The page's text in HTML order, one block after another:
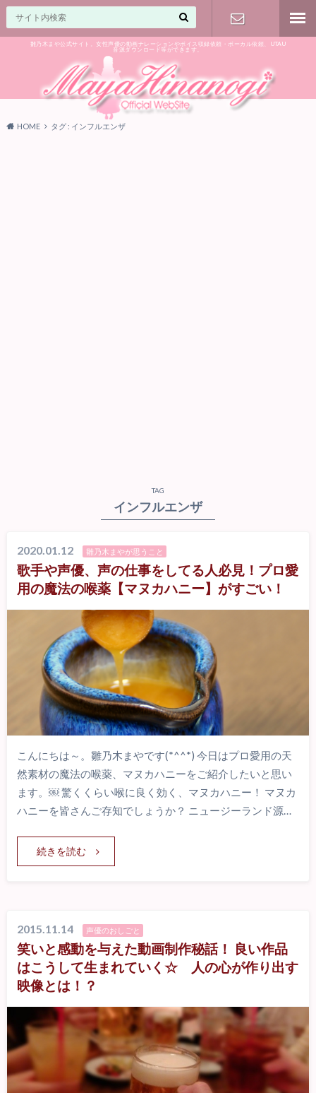
雛乃木まや公式サイト。女性声優の動画ナレーションやボイス収録依頼・ボーカル依頼、UTAU
音源ダウンロード等ができます。
気軽に♪
HOME タグ : インフルエンザ
TAG
インフルエンザ
2020.01.12 雛乃木まやが思うこと
歌手や声優、声の仕事をしてる人必見！プロ愛
用の魔法の喉薬【マヌカハニー】がすごい！
こんにちは～。雛乃木まやです(*^^*) 今日はプロ愛用の天
然素材の魔法の喉薬、マヌカハニーをご紹介したいと思い
ます。￼ 驚くくらい喉に良く効く、マヌカハニー！ マヌカ
ハニーを皆さんご存知でしょうか？ ニュージーランド源…
続きを読む
2015.11.14 声優のおしごと
笑いと感動を与えた動画制作秘話！ 良い作品
はこうして生まれていく☆ 人の心が作り出す
映像とは！？